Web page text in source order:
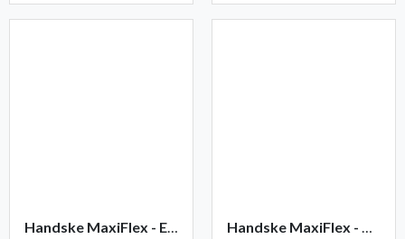
Handske MaxiFlex - Elite
Handske MaxiFlex - Cut